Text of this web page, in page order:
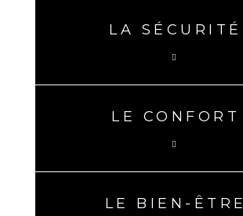
LA SÉCURITÉ
LE CONFORT
LE BIEN-ÊTRE